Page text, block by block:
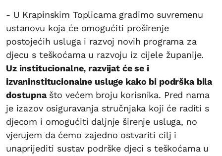
- U Krapinskim Toplicama gradimo suvremenu
ustanovu koja će omogućiti proširenje
postojećih usluga i razvoj novih programa za
djecu s teškoćama u razvoju iz cijele županije.
Uz institucionalne, razvijat će se i
izvaninstitucionalne usluge kako bi podrška bila
dostupna što većem broju korisnika. Pred nama
je izazov osiguravanja stručnjaka koji će raditi s
djecom i omogućiti daljnje širenje usluga, no
vjerujem da ćemo zajedno ostvariti cilj i
unaprijediti sustav podrške djeci s teškoćama u